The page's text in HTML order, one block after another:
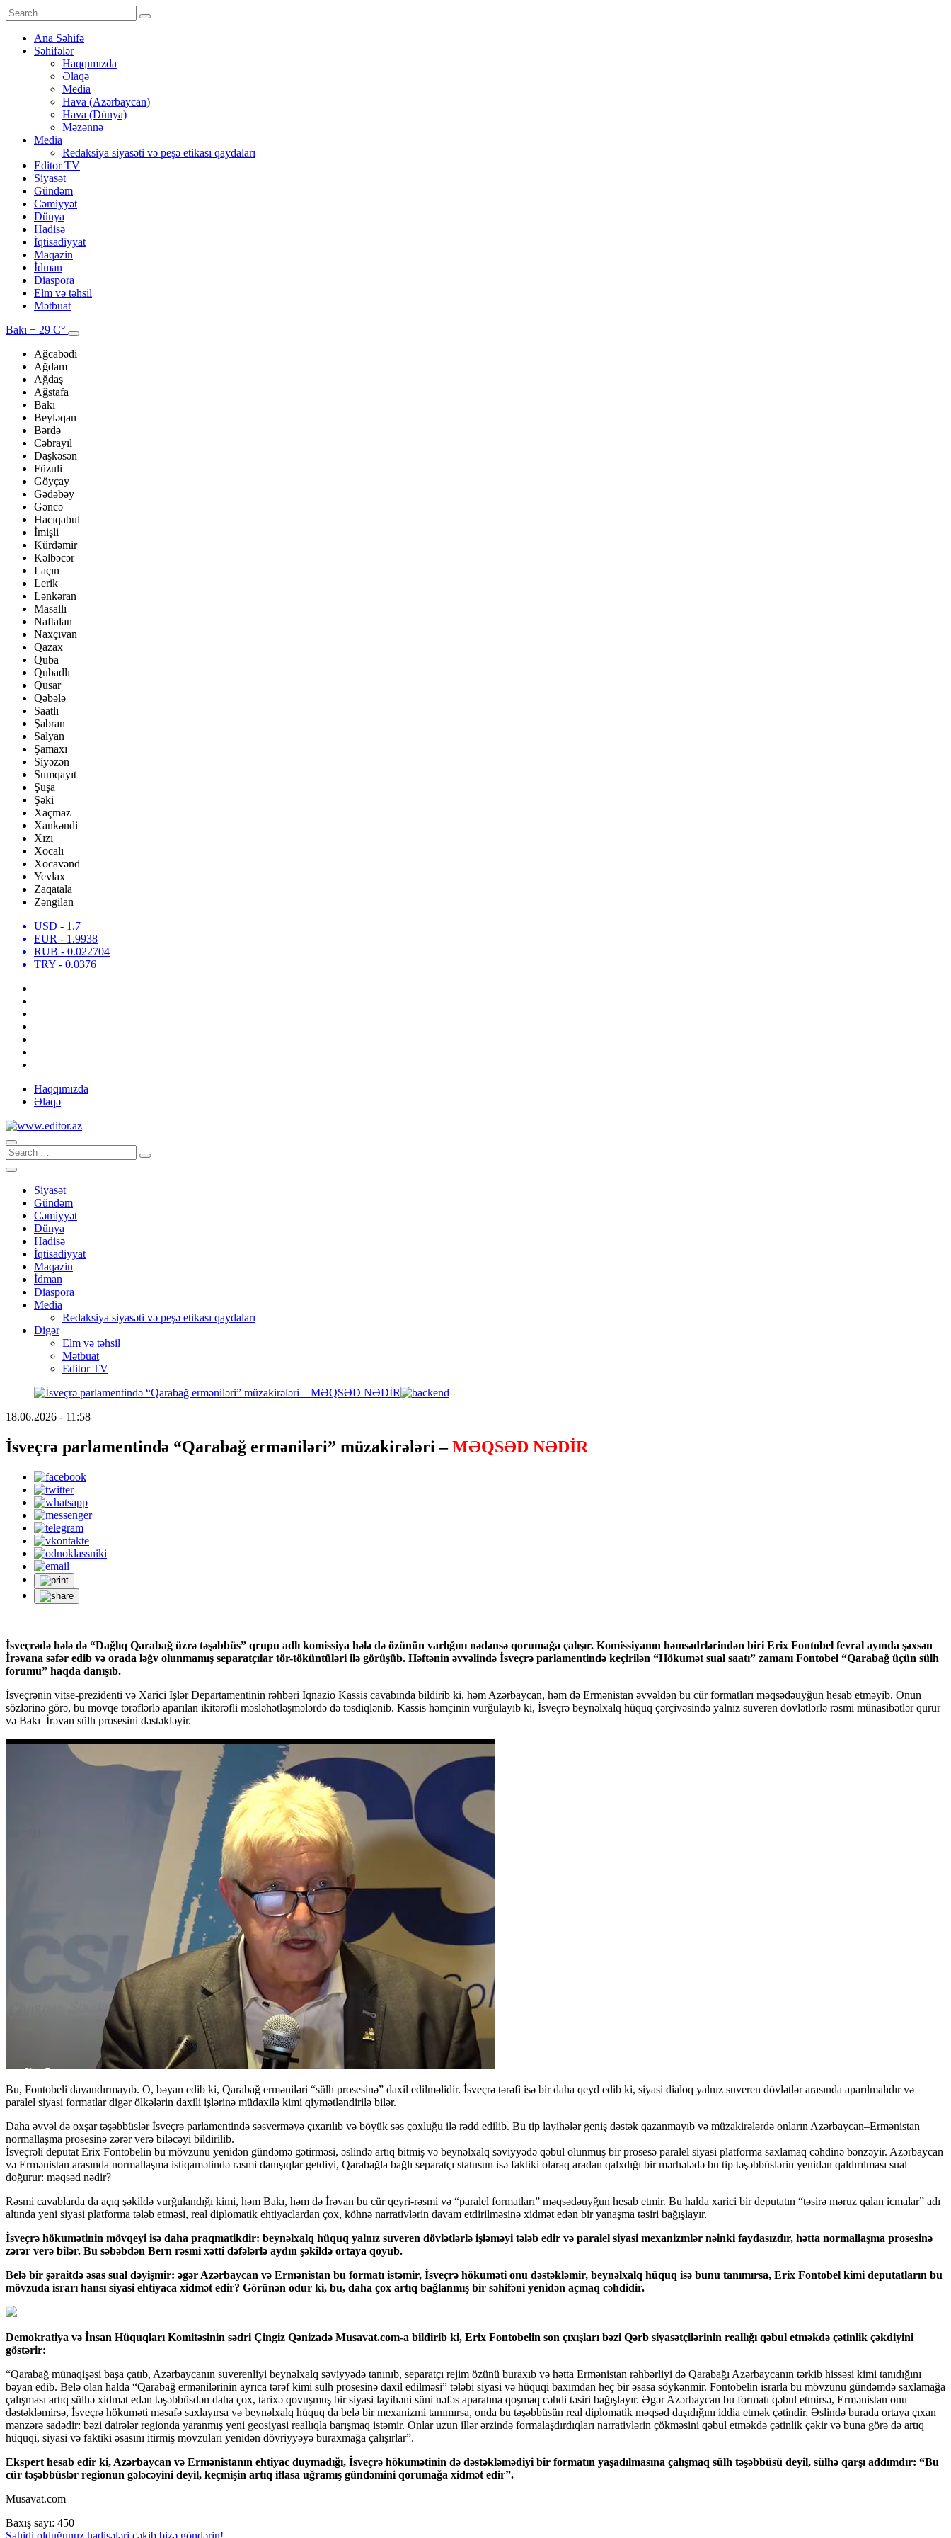
Ana Səhifə
Səhifələr
Haqqımızda
Əlaqə
Media
Hava (Azərbaycan)
Hava (Dünya)
Məzənnə
Media
Redaksiya siyasəti və peşə etikası qaydaları
Editor TV
Siyasət
Gündəm
Cəmiyyət
Dünya
Hadisə
İqtisadiyyat
Maqazin
İdman
Diaspora
Elm və təhsil
Mətbuat
Bakı + 29 C°
Ağcabədi
Ağdam
Ağdaş
Ağstafa
Bakı
Beyləqan
Bərdə
Cəbrayıl
Daşkəsən
Füzuli
Göyçay
Gədəbəy
Gəncə
Hacıqabul
İmişli
Kürdəmir
Kəlbəcər
Laçın
Lerik
Lənkəran
Masallı
Naftalan
Naxçıvan
Qazax
Quba
Qubadlı
Qusar
Qəbələ
Saatlı
Şabran
Salyan
Şamaxı
Siyəzən
Sumqayıt
Şuşa
Şəki
Xaçmaz
Xankəndi
Xızı
Xocalı
Xocavənd
Yevlax
Zaqatala
Zəngilan
USD - 1.7
EUR - 1.9938
RUB - 0.022704
TRY - 0.0376
Haqqımızda
Əlaqə
Siyasət
Gündəm
Cəmiyyət
Dünya
Hadisə
İqtisadiyyat
Maqazin
İdman
Diaspora
Media
Redaksiya siyasəti və peşə etikası qaydaları
Digər
Elm və təhsil
Mətbuat
Editor TV
18.06.2026 - 11:58
İsveçrə parlamentində “Qarabağ erməniləri” müzakirələri –MƏQSƏD NƏDİR
İsveçrədə hələ də “Dağlıq Qarabağ üzrə təşəbbüs” qrupu adlı komissiya hələ də özünün varlığını nədənsə qorumağa çalışır. Komissiyanın həmsədrlərindən biri Erix Fontobel fevral ayında şəxsən
İrəvana səfər edib və orada ləğv olunmamış separatçılar tör-töküntüləri ilə görüşüb. Həftənin əvvəlində İsveçrə parlamentində keçirilən “Hökumət sual saatı” zamanı Fontobel “Qarabağ üçün sülh
forumu” haqda danışıb.
İsveçrənin vitse-prezidenti və Xarici İşlər Departamentinin rəhbəri İqnazio Kassis cavabında bildirib ki, həm Azərbaycan, həm də Ermənistan əvvəldən bu cür formatları məqsədəuyğun hesab etməyib. Onun
sözlərinə görə, bu mövqe tərəflərlə aparılan ikitərəfli məsləhətləşmələrdə də təsdiqlənib. Kassis həmçinin vurğulayıb ki, İsveçrə beynəlxalq hüquq çərçivəsində yalnız suveren dövlətlərlə rəsmi münasibətlər qurur
və Bakı–İrəvan sülh prosesini dəstəkləyir.
Bu, Fontobeli dayandırmayıb. O, bəyan edib ki, Qarabağ erməniləri “sülh prosesinə” daxil edilməlidir. İsveçrə tərəfi isə bir daha qeyd edib ki, siyasi dialoq yalnız suveren dövlətlər arasında aparılmalıdır və
paralel siyasi formatlar digər ölkələrin daxili işlərinə müdaxilə kimi qiymətləndirilə bilər.
Daha əvvəl də oxşar təşəbbüslər İsveçrə parlamentində səsverməyə çıxarılıb və böyük səs çoxluğu ilə rədd edilib. Bu tip layihələr geniş dəstək qazanmayıb və müzakirələrdə onların Azərbaycan–Ermənistan
normallaşma prosesinə zərər verə biləcəyi bildirilib.
İsveçrəli deputat Erix Fontobelin bu mövzunu yenidən gündəmə gətirməsi, əslində artıq bitmiş və beynəlxalq səviyyədə qəbul olunmuş bir prosesə paralel siyasi platforma saxlamaq cəhdinə bənzəyir. Azərbaycan
və Ermənistan arasında normallaşma istiqamətində rəsmi danışıqlar getdiyi, Qarabağla bağlı separatçı statusun isə faktiki olaraq aradan qalxdığı bir mərhələdə bu tip təşəbbüslərin yenidən qaldırılması sual
doğurur: məqsəd nədir?
Rəsmi cavablarda da açıq şəkildə vurğulandığı kimi, həm Bakı, həm də İrəvan bu cür qeyri-rəsmi və “paralel formatları” məqsədəuyğun hesab etmir. Bu halda xarici bir deputatın “təsirə məruz qalan icmalar” adı
altında yeni siyasi platforma tələb etməsi, real diplomatik ehtiyaclardan çox, köhnə narrativlərin davam etdirilməsinə xidmət edən bir yanaşma təsiri bağışlayır.
İsveçrə hökumətinin mövqeyi isə daha praqmatikdir: beynəlxalq hüquq yalnız suveren dövlətlərlə işləməyi tələb edir və paralel siyasi mexanizmlər nəinki faydasızdır, hətta normallaşma prosesinə
zərər verə bilər. Bu səbəbdən Bern rəsmi xətti dəfələrlə aydın şəkildə ortaya qoyub.
Belə bir şəraitdə əsas sual dəyişmir: əgər Azərbaycan və Ermənistan bu formatı istəmir, İsveçrə hökuməti onu dəstəkləmir, beynəlxalq hüquq isə bunu tanımırsa, Erix Fontobel kimi deputatların bu
mövzuda israrı hansı siyasi ehtiyaca xidmət edir? Görünən odur ki, bu, daha çox artıq bağlanmış bir səhifəni yenidən açmaq cəhdidir.
Demokratiya və İnsan Hüquqları Komitəsinin sədri Çingiz Qənizadə Musavat.com-a bildirib ki, Erix Fontobelin son çıxışları bəzi Qərb siyasətçilərinin reallığı qəbul etməkdə çətinlik çəkdiyini
göstərir:
“Qarabağ münaqişəsi başa çatıb, Azərbaycanın suverenliyi beynəlxalq səviyyədə tanınıb, separatçı rejim özünü buraxıb və hətta Ermənistan rəhbərliyi də Qarabağı Azərbaycanın tərkib hissəsi kimi tanıdığını
bəyan edib. Belə olan halda “Qarabağ ermənilərinin ayrıca tərəf kimi sülh prosesinə daxil edilməsi” tələbi siyasi və hüquqi baxımdan heç bir əsasa söykənmir. Fontobelin israrla bu mövzunu gündəmdə saxlamağa
çalışması artıq sülhə xidmət edən təşəbbüsdən daha çox, tarixə qovuşmuş bir siyasi layihəni süni nəfəs aparatına qoşmaq cəhdi təsiri bağışlayır. Əgər Azərbaycan bu formatı qəbul etmirsə, Ermənistan onu
dəstəkləmirsə, İsveçrə hökuməti məsafə saxlayırsa və beynəlxalq hüquq da belə bir mexanizmi tanımırsa, onda bu təşəbbüsün real diplomatik məqsəd daşıdığını iddia etmək çətindir. Əslində burada ortaya çıxan
mənzərə sadədir: bəzi dairələr regionda yaranmış yeni geosiyasi reallıqla barışmaq istəmir. Onlar uzun illər ərzində formalaşdırdıqları narrativlərin çökməsini qəbul etməkdə çətinlik çəkir və buna görə də artıq
hüquqi, siyasi və faktiki əsasını itirmiş mövzuları yenidən dövriyyəyə buraxmağa çalışırlar”.
Ekspert hesab edir ki, Azərbaycan və Ermənistanın ehtiyac duymadığı, İsveçrə hökumətinin də dəstəkləmədiyi bir formatın yaşadılmasına çalışmaq sülh təşəbbüsü deyil, sülhə qarşı addımdır: “Bu
cür təşəbbüslər regionun gələcəyini deyil, keçmişin artıq iflasa uğramış gündəmini qorumağa xidmət edir”.
Musavat.com
Baxış sayı: 450
Şahidi olduğunuz hadisələri çəkib bizə göndərin!